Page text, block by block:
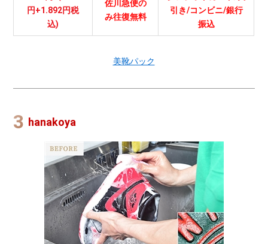
円+1.892円税
込)
佐川急便の
み往復無料
引き/コンビニ/銀行
振込
美靴パック
hanakoya